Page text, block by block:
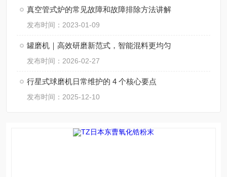
真空管式炉的常见故障和故障排除方法讲解
发布时间：2023-01-09
罐磨机｜高效研磨新范式，智能混料更均匀
发布时间：2026-02-27
行星式球磨机日常维护的 4 个核心要点
发布时间：2025-12-10